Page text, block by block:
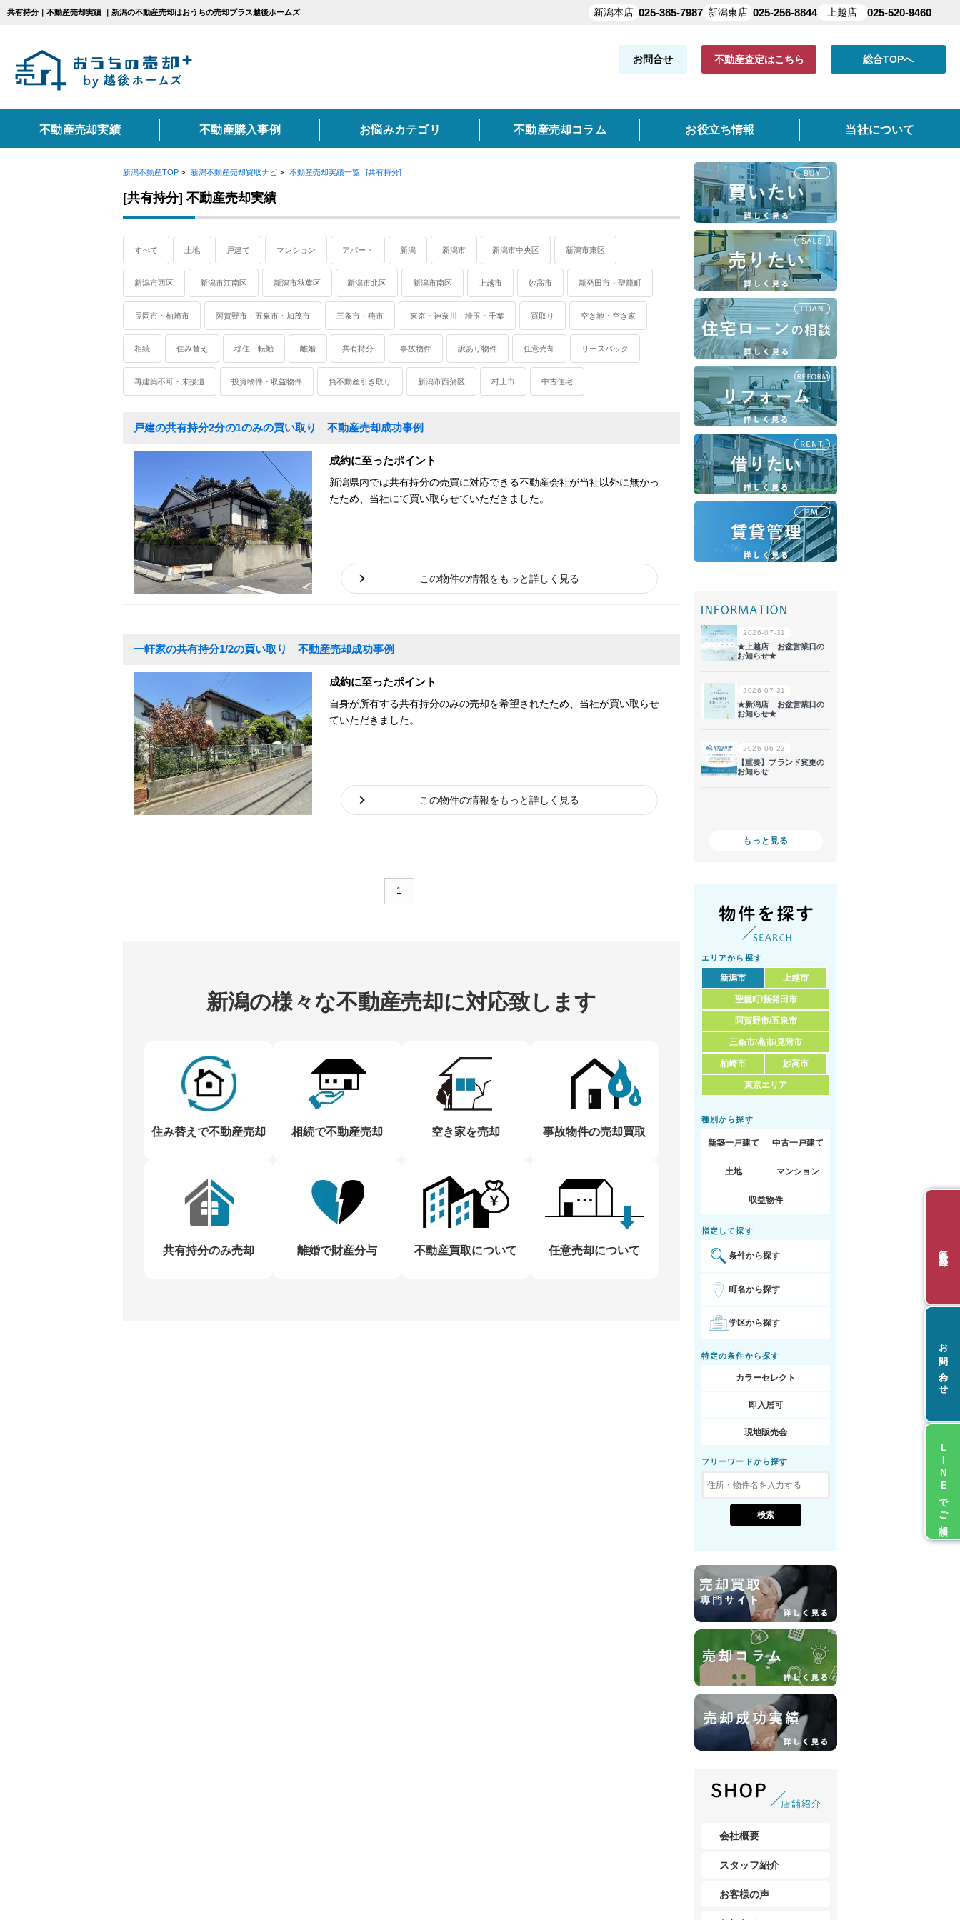
共有持分｜不動産売却実績 ｜新潟の不動産売却はおうちの売却プラス越後ホームズ
お問合せ 不動産査定はこちら 総合TOPへ
不動産売却実績
エリアから不動産売却実績を探す
種別から不動産売却実績を探す
戸建て マンション 土地 収益物件
カテゴリーから不動産売却実績を探す
住み替え 買取り 空き家 離婚 任意売却 訳あり物件 移住・転勤 共有持分
不動産購入事例 お悩みカテゴリ
カテゴリ別お悩み一覧
不動産売却コラム お役立ち情報
不動産売却に関するお役立ち情報
よくある質問 仲介手数料について
不動産売却に必要な書類 どんな業者を選ぶべき？ 売却価格の決め方 売却クイック査定とは
コンテンツ一覧
売却査定事例 購入希望者 マンションカタログ
当社について
新潟不動産TOP > 新潟不動産売却買取ナビ > 不動産売却実績一覧 [共有持分]
[共有持分] 不動産売却実績
すべて 土地 戸建て マンション アパート 新潟 新潟市 新潟市中央区 新潟市東区
新潟市西区 新潟市江南区 新潟市秋葉区 新潟市北区 新潟市南区 上越市 妙高市 新発田市・聖籠町
長岡市・柏崎市 阿賀野市・五泉市・加茂市 三条市・燕市 東京・神奈川・埼玉・千葉 買取り 空き地・空き家
相続 住み替え 移住・転勤 離婚 共有持分 事故物件 訳あり物件 任意売却 リースバック
再建築不可・未接道 投資物件・収益物件 負不動産引き取り 新潟市西蒲区 村上市 中古住宅
戸建の共有持分2分の1のみの買い取り 不動産売却成功事例
成約に至ったポイント
新潟県内では共有持分の売買に対応できる不動産会社が当社以外に無かっ
たため、当社にて買い取らせていただきました。
この物件の情報をもっと詳しく見る
一軒家の共有持分1/2の買い取り 不動産売却成功事例
成約に至ったポイント
自身が所有する共有持分のみの売却を希望されたため、当社が買い取らせ
ていただきました。
この物件の情報をもっと詳しく見る
1
新潟の様々な不動産売却に対応致します
住み替えで不動産売却 相続で不動産売却 空き家を売却 事故物件の売却買取
共有持分のみ売却 離婚で財産分与 不動産買取について 任意売却について
もっと見る
エリアから探す
新潟市 上越市
聖籠町/新発田市
阿賀野市/五泉市
三条市/燕市/見附市
柏崎市 妙高市
東京エリア
種別から探す
新築一戸建て 中古一戸建て
土地 マンション
収益物件
指定して探す
条件から探す
町名から探す
学区から探す
特定の条件から探す
カラーセレクト
即入居可
現地販売会
フリーワードから探す
会社概要
スタッフ紹介
お客様の声
新潟本店 025-385-7987 新潟東店 025-256-8844 上越店 025-520-9460
お問い合わせ
LINEでご相談